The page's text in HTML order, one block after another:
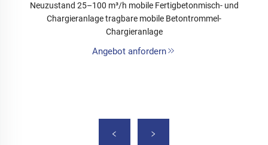
Neuzustand 25–100 m³/h mobile Fertigbetonmisch- und
Chargieranlage tragbare mobile Betontrommel-
Chargieranlage
Angebot anfordern